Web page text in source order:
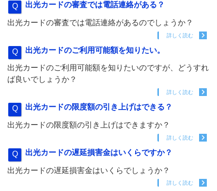
出光カードの審査では電話連絡がある？
出光カードの審査では電話連絡があるのでしょうか？
詳しく読む
出光カードのご利用可能額を知りたい。
出光カードのご利用可能額を知りたいのですが、どうすれ
ば良いでしょうか？
詳しく読む
出光カードの限度額の引き上げはできる？
出光カードの限度額の引き上げはできますか？
詳しく読む
出光カードの遅延損害金はいくらですか？
出光カードの遅延損害金はいくらでしょうか？
詳しく読む